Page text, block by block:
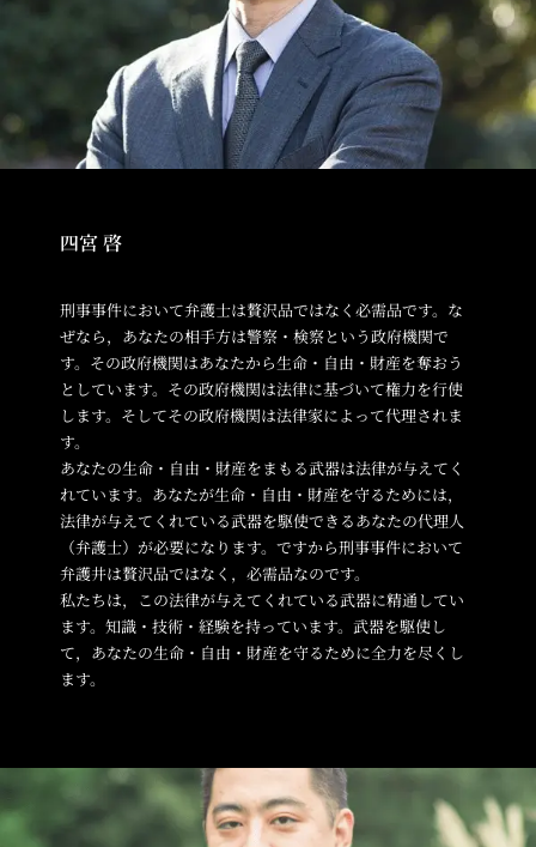
四宮 啓
刑事事件において弁護士は贅沢品ではなく必需品です。な
ぜなら，あなたの相手方は警察・検察という政府機関で
す。その政府機関はあなたから生命・自由・財産を奪おう
としています。その政府機関は法律に基づいて権力を行使
します。そしてその政府機関は法律家によって代理されま
す。
あなたの生命・自由・財産をまもる武器は法律が与えてく
れています。あなたが生命・自由・財産を守るためには，
法律が与えてくれている武器を駆使できるあなたの代理人
（弁護士）が必要になります。ですから刑事事件において
弁護井は贅沢品ではなく，必需品なのです。
私たちは，この法律が与えてくれている武器に精通してい
ます。知識・技術・経験を持っています。武器を駆使し
て，あなたの生命・自由・財産を守るために全力を尽くし
ます。